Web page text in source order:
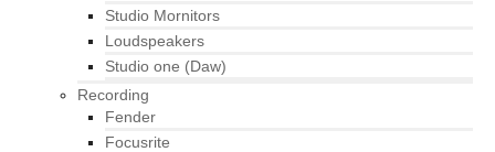
Studio Mornitors
Loudspeakers
Studio one (Daw)
Recording
Fender
Focusrite